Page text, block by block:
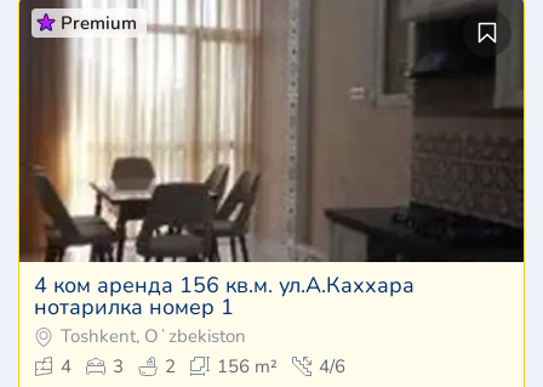
Premium
4 ком аренда 156 кв.м. ул.А.Каххара
нотарилка номер 1
Toshkent, Oʻzbekiston
4
3 2 156 m²
4/6